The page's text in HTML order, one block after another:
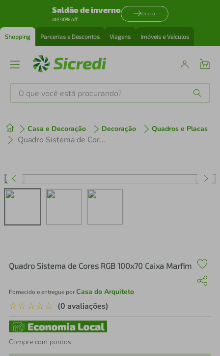
Saldão de inverno
até 40% off
Quero
Shopping Parcerias e Descontos Viagens Imóveis e Veículos
O que você está procurando?
Casa e Decoração Decoração Quadros e Placas
Quadro Sistema de Cores RGB 100x70 Caixa Marfim
Quadro Sistema de Cores RGB 100x70 Caixa Marfim
Fornecido e entregue porCasa do Arquiteto
☆☆☆☆☆ (0 avaliações)
Compre com pontos:
1º tenis
perfume